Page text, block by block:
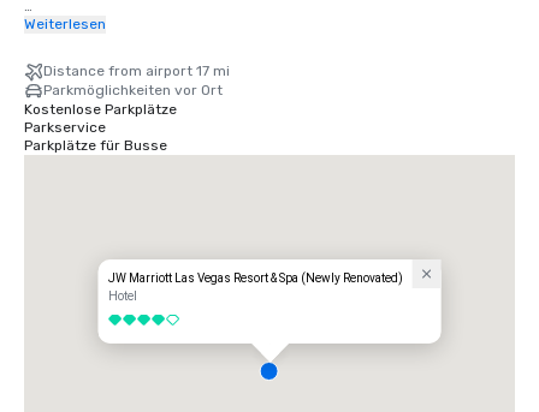
Ein Reiseziel, das die Besucherzahlen gegenüber anderen Reisezielen
Der Harry Reid International Airport (LAS) bietet Nonstop-
Verbindungen zu mehr als 170 Zielen in den USA und im Ausland und
verbindet Las Vegas mit wichtigen Märkten in Nordamerika, Europa,
Asien und Lateinamerika.
Weiterlesen
Distance from airport 17 mi
Parkmöglichkeiten vor Ort
Kostenlose Parkplätze
Parkservice
Parkplätze für Busse
JW Marriott Las Vegas Resort & Spa (Newly Renovated)
Hotel
4 von 5